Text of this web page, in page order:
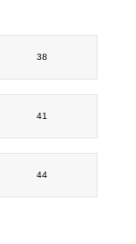
38
41
44